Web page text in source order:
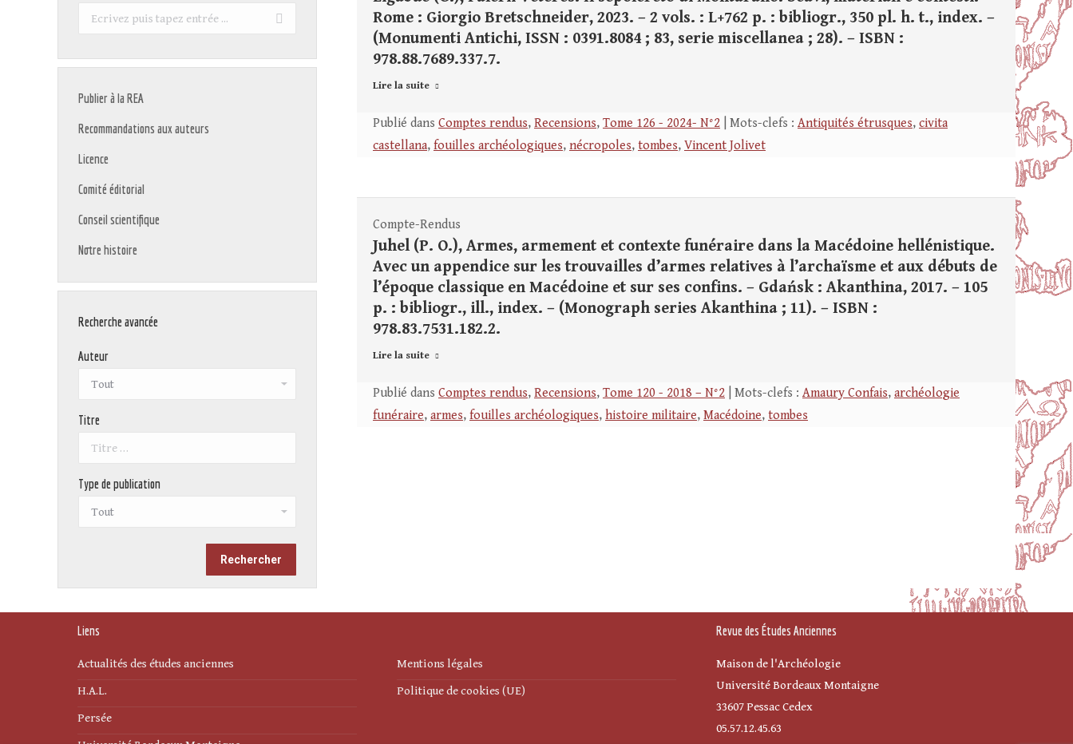
Rome : Giorgio Bretschneider, 2023. – 2 vols. : L+762 p. : bibliogr., 350 pl. h. t., index. –
(Monumenti Antichi, ISSN : 0391.8084 ; 83, serie miscellanea ; 28). – ISBN :
978.88.7689.337.7.
Lire la suite
Publié dans Comptes rendus, Recensions, Tome 126 - 2024- N°2 | Mots-clefs : Antiquités étrusques, civita
castellana, fouilles archéologiques, nécropoles, tombes, Vincent Jolivet
Compte-Rendus
Juhel (P. O.), Armes, armement et contexte funéraire dans la Macédoine hellénistique.
Avec un appendice sur les trouvailles d’armes relatives à l’archaïsme et aux débuts de
l’époque classique en Macédoine et sur ses confins. – Gdańsk : Akanthina, 2017. – 105
p. : bibliogr., ill., index. – (Monograph series Akanthina ; 11). – ISBN :
978.83.7531.182.2.
Lire la suite
Publié dans Comptes rendus, Recensions, Tome 120 - 2018 – N°2 | Mots-clefs : Amaury Confais, archéologie
funéraire, armes, fouilles archéologiques, histoire militaire, Macédoine, tombes
Recherche
Publier à la REA
Recommandations aux auteurs
Licence
Comité éditorial
Conseil scientifique
Notre histoire
Recherche avancée
Auteur
Titre
Type de publication
Liens
Actualités des études anciennes
H.A.L.
Persée
Mentions légales
Politique de cookies (UE)
Revue des Études Anciennes
Maison de l'Archéologie
Université Bordeaux Montaigne
33607 Pessac Cedex
05.57.12.45.63